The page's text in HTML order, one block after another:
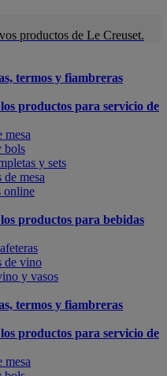
productos de Le Creuset.
termos y fiambreras
productos para servicio de
mesa
bols
y sets
mesa
online
productos para bebidas
de vino
y vasos
termos y fiambreras
productos para servicio de
mesa